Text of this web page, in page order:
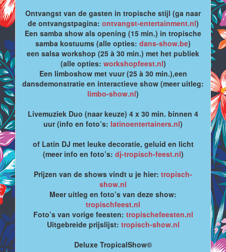
Ontvangst van de gasten in tropische stijl (ga naar
de ontvangstpagina: ontvangst-entertainment.nl)
Een samba show als opening (15 min.) in tropische
samba kostuums (alle opties: dans-show.be)
een salsa workshop (25 à 30 min.) met het publiek
(alle opties: workshopfeest.nl)
Een limboshow met vuur (25 à 30 min.),een
dansdemonstratie en interactieve show (meer uitleg:
limbo-show.nl)
Livemuziek Duo (naar keuze) 4 x 30 min. binnen 4
uur (info en foto’s: latinoentertainers.nl)
of Latin DJ met leuke decoratie, geluid en licht
(meer info en foto’s: dj-tropisch-feest.nl)
Prijzen van de shows vindt u je hier: tropisch-
show.nl
Meer uitleg en foto’s van deze show:
tropischfeest.nl
Foto’s van vorige feesten: tropischefeesten.nl
Uitgebreide prijslijst: tropisch-show.nl
Deluxe TropicalShow©